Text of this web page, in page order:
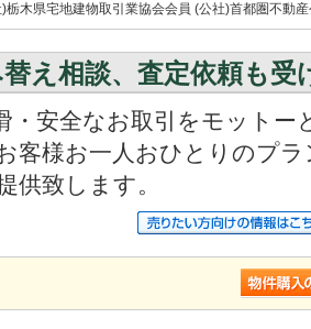
栃木県宅地建物取引業協会会員 (公社)首都圏不動
え相談、査定依頼も受
・安全なお取引をモットー
客様お一人おひとりのプ
供致します。